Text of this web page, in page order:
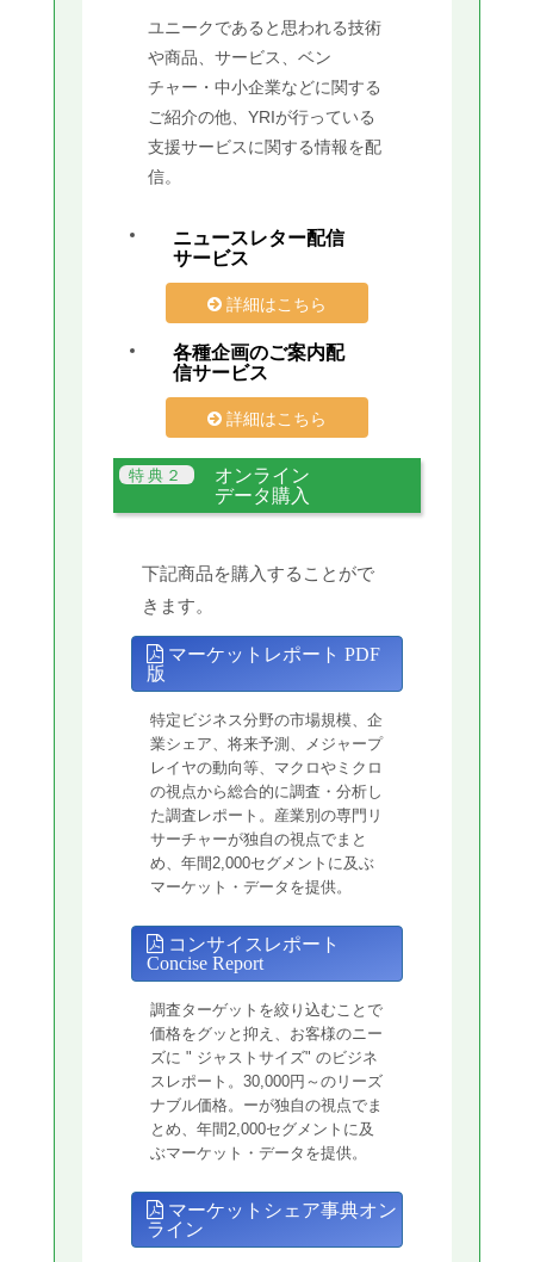
ユニークであると思われる技術
や商品、サービス、ベン
チャー・中小企業などに関する
ご紹介の他、YRIが行っている
支援サービスに関する情報を配
信。
ニュースレター配信
サービス
詳細はこちら
各種企画のご案内配
信サービス
詳細はこちら
オンライン
データ購入
下記商品を購入することがで
きます。
マーケットレポート PDF
版
特定ビジネス分野の市場規模、企
業シェア、将来予測、メジャープ
レイヤの動向等、マクロやミクロ
の視点から総合的に調査・分析し
た調査レポート。産業別の専門リ
サーチャーが独自の視点でまと
め、年間2,000セグメントに及ぶ
マーケット・データを提供。
コンサイスレポート
Concise Report
調査ターゲットを絞り込むことで
価格をグッと抑え、お客様のニー
ズに " ジャストサイズ" のビジネ
スレポート。30,000円～のリーズ
ナブル価格。ーが独自の視点でま
とめ、年間2,000セグメントに及
ぶマーケット・データを提供。
マーケットシェア事典オン
ライン